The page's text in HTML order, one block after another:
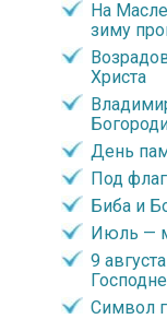
На
зиму
Христа
День
Под
Биба и
Июль —
9
Символ